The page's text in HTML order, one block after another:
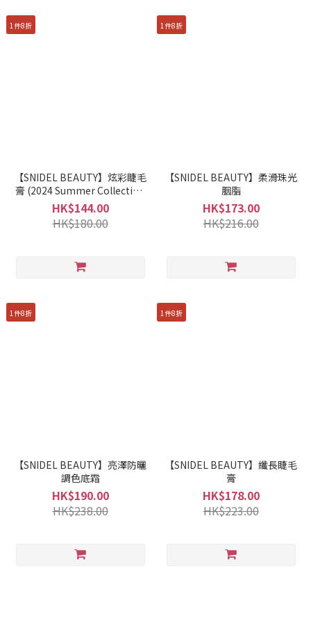
1件8折
【SNIDEL BEAUTY】炫彩睫毛
膏 (2024 Summer Collection
2nd)
HK$144.00
HK$180.00
1件8折
【SNIDEL BEAUTY】柔滑珠光
胭脂
HK$173.00
HK$216.00
1件8折
【SNIDEL BEAUTY】亮澤防曬
調色底霜
HK$190.00
HK$238.00
1件8折
【SNIDEL BEAUTY】纖長睫毛
膏
HK$178.00
HK$223.00